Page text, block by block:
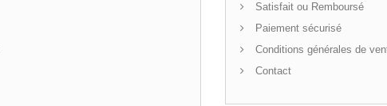
Satisfait ou Remboursé
Paiement sécurisé
Conditions générales de
Contact